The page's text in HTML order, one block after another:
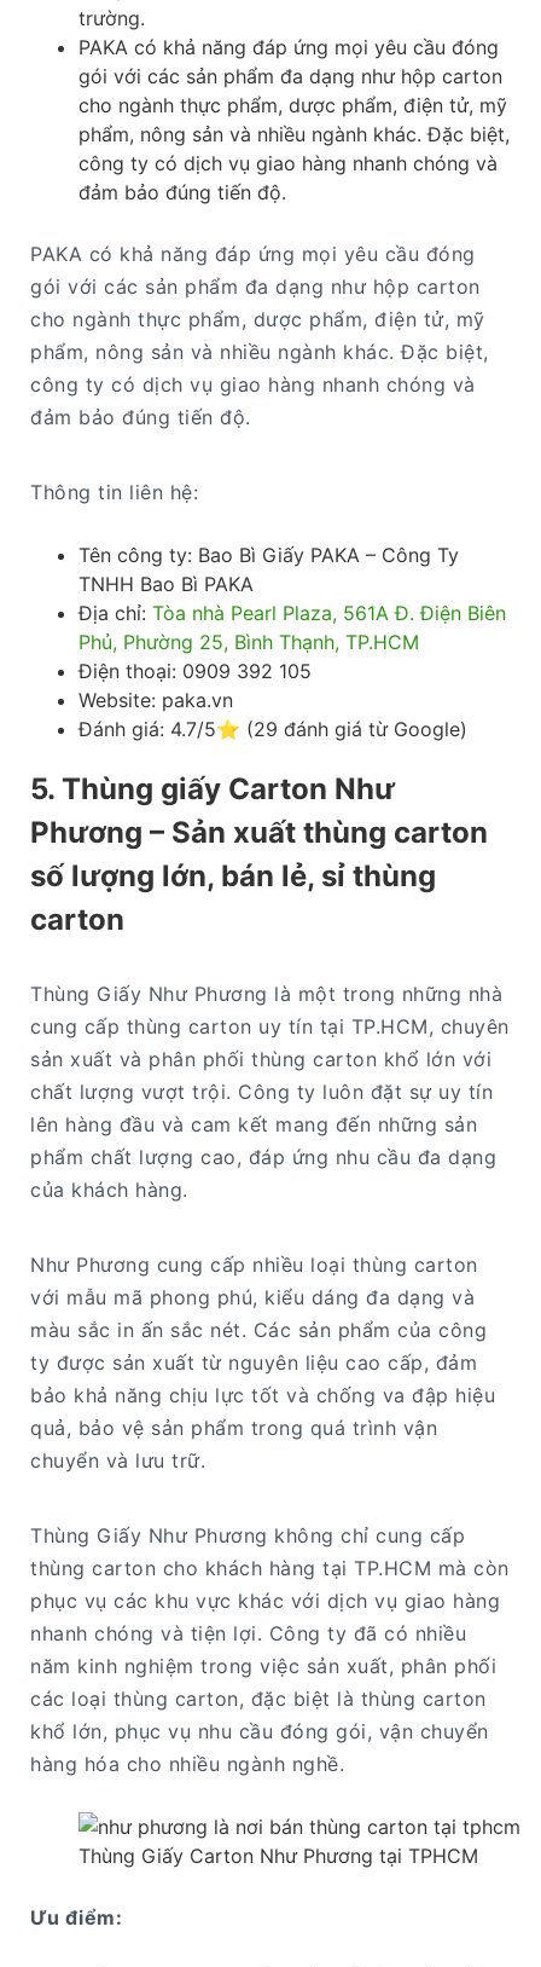
trường.
PAKA có khả năng đáp ứng mọi yêu cầu đóng
gói với các sản phẩm đa dạng như hộp carton
cho ngành thực phẩm, dược phẩm, điện tử, mỹ
phẩm, nông sản và nhiều ngành khác. Đặc biệt,
công ty có dịch vụ giao hàng nhanh chóng và
đảm bảo đúng tiến độ.
PAKA có khả năng đáp ứng mọi yêu cầu đóng
gói với các sản phẩm đa dạng như hộp carton
cho ngành thực phẩm, dược phẩm, điện tử, mỹ
phẩm, nông sản và nhiều ngành khác. Đặc biệt,
công ty có dịch vụ giao hàng nhanh chóng và
đảm bảo đúng tiến độ.
Thông tin liên hệ:
Tên công ty: Bao Bì Giấy PAKA – Công Ty
TNHH Bao Bì PAKA
Địa chỉ: Tòa nhà Pearl Plaza, 561A Đ. Điện Biên
Phủ, Phường 25, Bình Thạnh, TP.HCM
Điện thoại: 0909 392 105
Website: paka.vn
Đánh giá: 4.7/5⭐ (29 đánh giá từ Google)
5. Thùng giấy Carton Như
Phương – Sản xuất thùng carton
số lượng lớn, bán lẻ, sỉ thùng
carton
Thùng Giấy Như Phương là một trong những nhà
cung cấp thùng carton uy tín tại TP.HCM, chuyên
sản xuất và phân phối thùng carton khổ lớn với
chất lượng vượt trội. Công ty luôn đặt sự uy tín
lên hàng đầu và cam kết mang đến những sản
phẩm chất lượng cao, đáp ứng nhu cầu đa dạng
của khách hàng.
Như Phương cung cấp nhiều loại thùng carton
với mẫu mã phong phú, kiểu dáng đa dạng và
màu sắc in ấn sắc nét. Các sản phẩm của công
ty được sản xuất từ nguyên liệu cao cấp, đảm
bảo khả năng chịu lực tốt và chống va đập hiệu
quả, bảo vệ sản phẩm trong quá trình vận
chuyển và lưu trữ.
Thùng Giấy Như Phương không chỉ cung cấp
thùng carton cho khách hàng tại TP.HCM mà còn
phục vụ các khu vực khác với dịch vụ giao hàng
nhanh chóng và tiện lợi. Công ty đã có nhiều
năm kinh nghiệm trong việc sản xuất, phân phối
các loại thùng carton, đặc biệt là thùng carton
khổ lớn, phục vụ nhu cầu đóng gói, vận chuyển
hàng hóa cho nhiều ngành nghề.
Thùng Giấy Carton Như Phương tại TPHCM
Ưu điểm: